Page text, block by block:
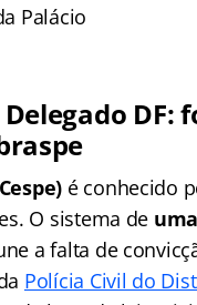
Palácio
DF:
é conhecido
O sistema de
a falta de
Polícia Civil do